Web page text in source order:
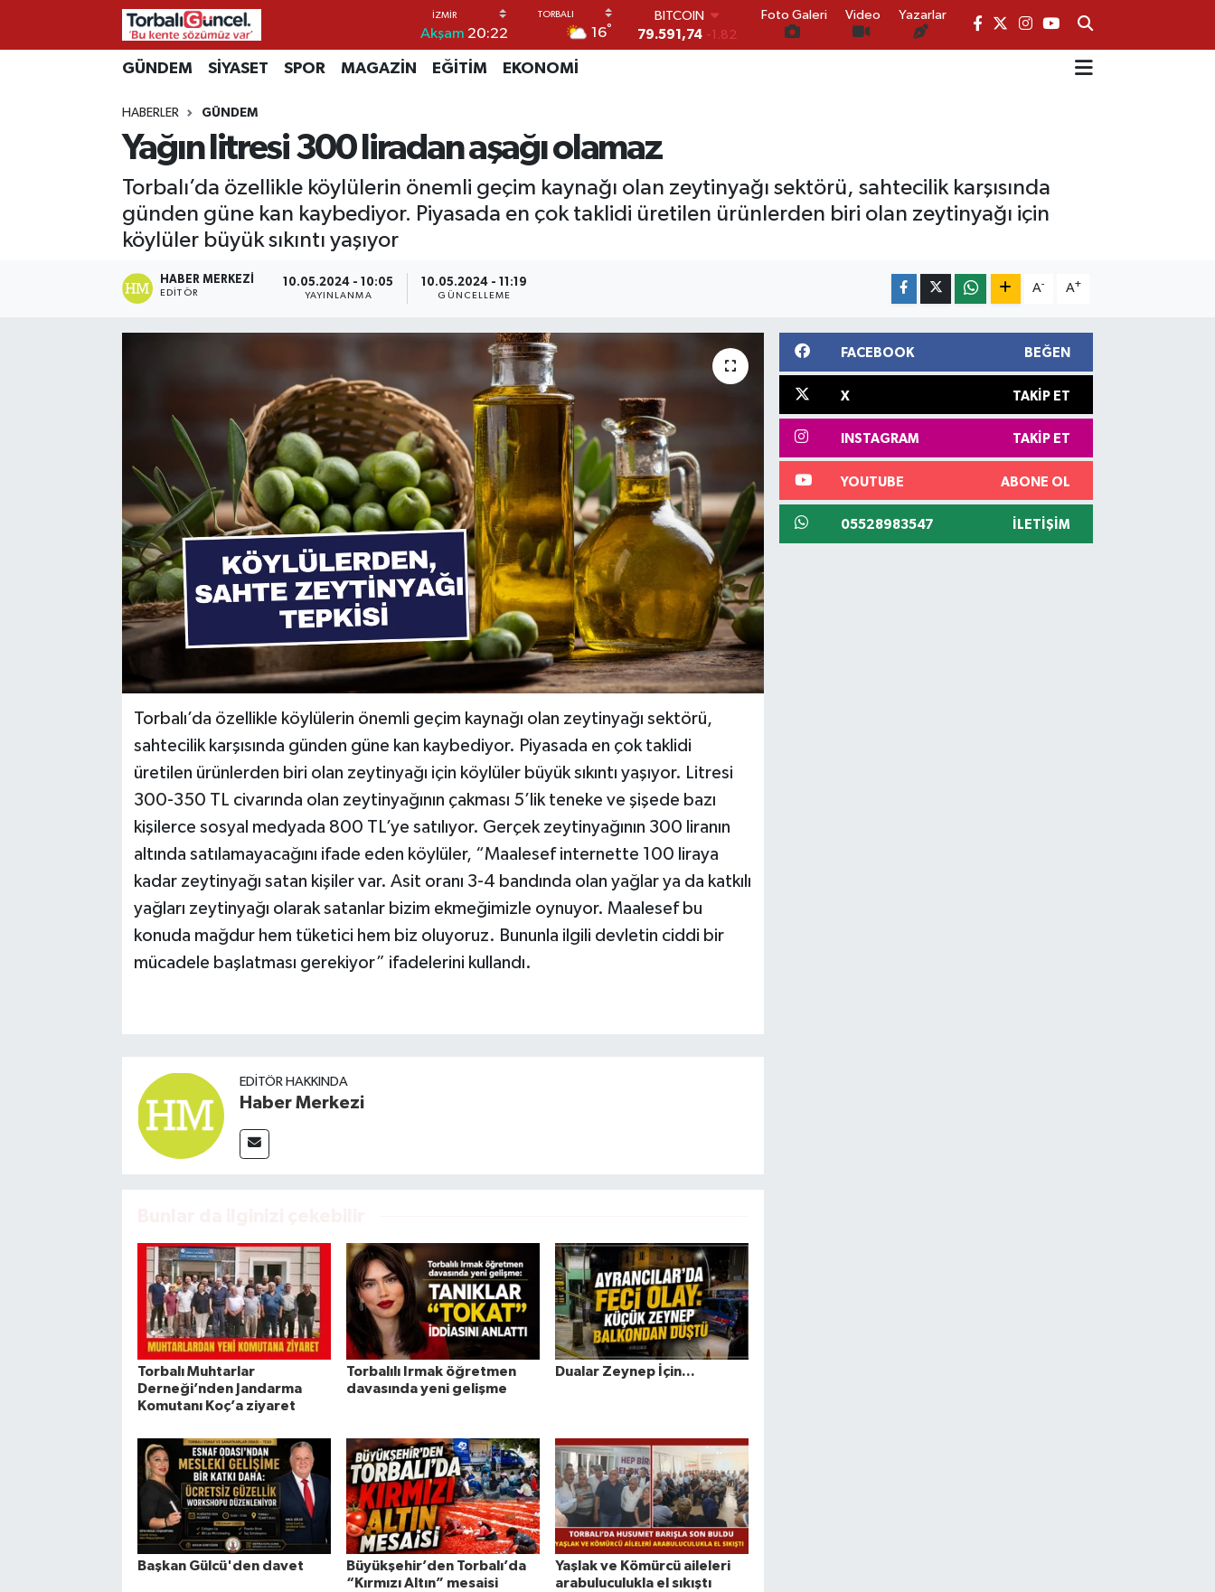
Akşam 20:22 16°
79.591,74
DOLAR
45,43620 0.02
G.ALTIN
6862,09000
BİST100
14.598,00
Foto Galeri Video Yazarlar
GÜNDEM SİYASET SPOR MAGAZİN EĞİTİM EKONOMİ
HABERLER GÜNDEM
Yağın litresi 300 liradan aşağı olamaz
Torbalı’da özellikle köylülerin önemli geçim kaynağı olan zeytinyağı sektörü, sahtecilik karşısında
günden güne kan kaybediyor. Piyasada en çok taklidi üretilen ürünlerden biri olan zeytinyağı için
köylüler büyük sıkıntı yaşıyor
HABER MERKEZI
EDITÖR
10.05.2024 - 10:05
YAYINLANMA
10.05.2024 - 11:19
GÜNCELLEME
A- A+
Torbalı’da özellikle köylülerin önemli geçim kaynağı olan zeytinyağı sektörü,
sahtecilik karşısında günden güne kan kaybediyor. Piyasada en çok taklidi
üretilen ürünlerden biri olan zeytinyağı için köylüler büyük sıkıntı yaşıyor. Litresi
300-350 TL civarında olan zeytinyağının çakması 5’lik teneke ve şişede bazı
kişilerce sosyal medyada 800 TL’ye satılıyor. Gerçek zeytinyağının 300 liranın
altında satılamayacağını ifade eden köylüler, “Maalesef internette 100 liraya
kadar zeytinyağı satan kişiler var. Asit oranı 3-4 bandında olan yağlar ya da katkılı
yağları zeytinyağı olarak satanlar bizim ekmeğimizle oynuyor. Maalesef bu
konuda mağdur hem tüketici hem biz oluyoruz. Bununla ilgili devletin ciddi bir
mücadele başlatması gerekiyor” ifadelerini kullandı.
EDITÖR HAKKINDA
Haber Merkezi
Torbalı Muhtarlar
Derneği’nden Jandarma
Komutanı Koç’a ziyaret
Torbalılı Irmak öğretmen
davasında yeni gelişme
Dualar Zeynep İçin...
Başkan Gülcü'den davet
Büyükşehir’den Torbalı’da
“Kırmızı Altın” mesaisi
Yaşlak ve Kömürcü aileleri
arabuluculukla el sıkıştı
FACEBOOK BEĞEN
X TAKIP ET
INSTAGRAM TAKIP ET
YOUTUBE ABONE OL
05528983547 İLETIŞIM
İzmir Nöbetçi Eczaneler
İzmir Hava Durumu
İzmir Namaz Vakitleri
İzmir Trafik Yoğunluk Haritası
Süper Lig Puan Durumu ve Fikstür
Tüm Manşetler